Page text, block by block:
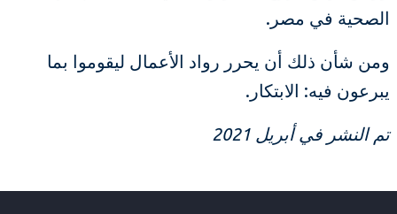
الصحية في مصر.
ومن شأن ذلك أن يحرر رواد الأعمال ليقوموا بما
يبرعون فيه: الابتكار.
تم النشر في أبريل 2021